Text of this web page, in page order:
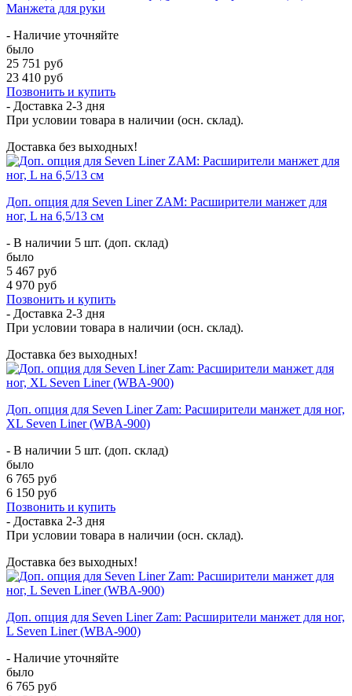
Манжета для руки
- Наличие уточняйте
было
25 751 руб
23 410 руб
Позвонить и купить
- Доставка 2-3 дня
При условии товара в наличии (осн. склад).
Доставка без выходных!
Доп. опция для Seven Liner ZAM: Расширители манжет для
ног, L на 6,5/13 см
- В наличии 5 шт. (доп. склад)
было
5 467 руб
4 970 руб
Позвонить и купить
- Доставка 2-3 дня
При условии товара в наличии (осн. склад).
Доставка без выходных!
Доп. опция для Seven Liner Zam: Расширители манжет для ног,
XL Seven Liner (WBA-900)
- В наличии 5 шт. (доп. склад)
было
6 765 руб
6 150 руб
Позвонить и купить
- Доставка 2-3 дня
При условии товара в наличии (осн. склад).
Доставка без выходных!
Доп. опция для Seven Liner Zam: Расширители манжет для ног,
L Seven Liner (WBA-900)
- Наличие уточняйте
было
6 765 руб